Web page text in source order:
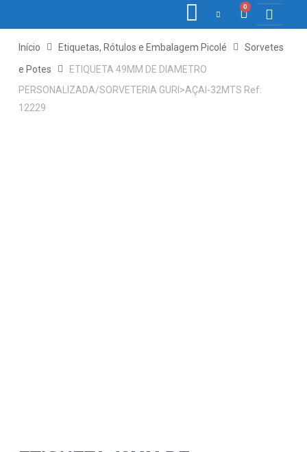
0
Início Etiquetas, Rótulos e Embalagem Picolé
Sorvetes
e Potes
ETIQUETA 49MM DE DIAMETRO
PERSONALIZADA/SORVETERIA GURI>AÇAI-32MTS Ref:
12229